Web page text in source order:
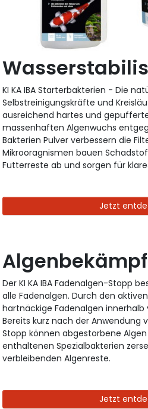
KI KA IBA Starterbakterien - Die
Selbstreinigungskräfte und
ausreichend hartes und
massenhaften Algenwuchs
Bakterien Pulver verbessern die
Mikrooragnismen bauen
Futterreste ab und sorgen für
Jetzt
Der KI KA IBA Fadenalgen-Stopp
alle Fadenalgen. Durch den
hartnäckige Fadenalgen
Bereits kurz nach der Anwendung
Stopp können abgestorbene
enthaltenen Spezialbakterien
verbleibenden Algenreste.
Jetzt